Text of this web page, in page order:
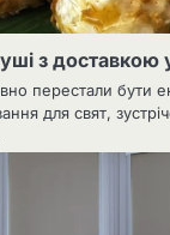
з доставкою
перестали бути
для свят,